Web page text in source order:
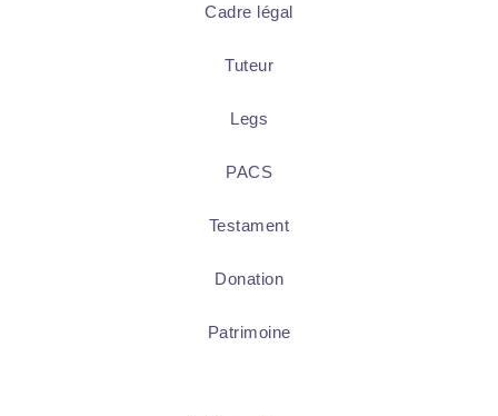
Cadre légal
Tuteur
Legs
PACS
Testament
Donation
Patrimoine